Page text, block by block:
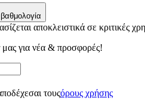
αποκλειστικά σε
για νέα & προσφορές!
τουςόρους χρήσης